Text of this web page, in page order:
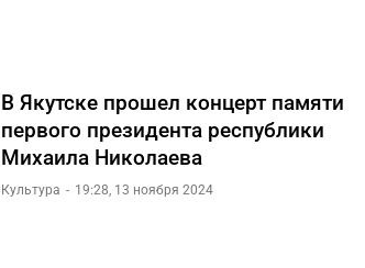
В Якутске прошел концерт памяти
первого президента республики
Михаила Николаева
Культура 19:28, 13 ноября 2024